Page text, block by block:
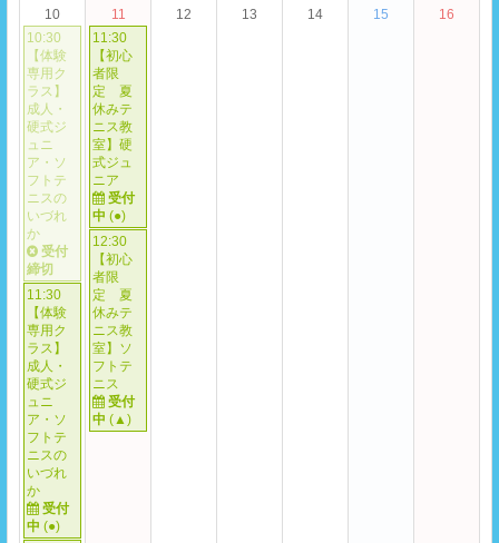
10
10:30
【体験
専用ク
ラス】
成人・
硬式ジ
ュニ
ア・ソ
フトテ
ニスの
いづれ
か
受付
締切
11:30
【体験
専用ク
ラス】
成人・
硬式ジ
ュニ
ア・ソ
フトテ
ニスの
いづれ
か
受付
中 (●)
11
11:30
【初心
者限
定 夏
休みテ
ニス教
室】硬
式ジュ
ニア
受付
中 (●)
12:30
【初心
者限
定 夏
休みテ
ニス教
室】ソ
フトテ
ニス
受付
中 (▲)
12 13 14 15 16